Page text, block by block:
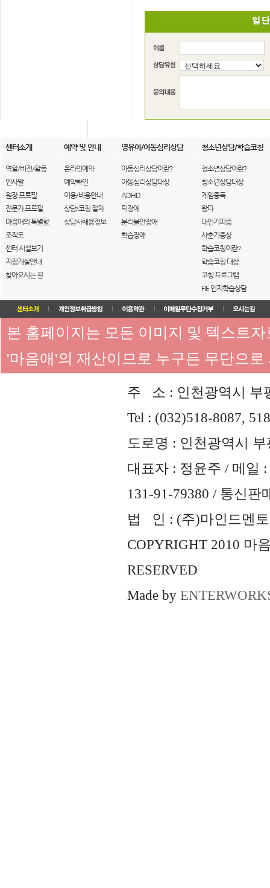
센터소개 예약 및 안내 영유아/아동심리상담 청소년상담/학습코칭
역할/비전/활동
인사말
원장 프로필
전문가 프로필
마음애의 특별함
조직도
센터 시설보기
지점개설안내
찾아오시는 길
온라인예약
예약확인
이용/비용안내
상담/코칭 절차
상담사채용정보
아동심리상담이란?
아동심리상담대상
ADHD
틱장애
분리불안장애
학습장애
청소년상담이란?
청소년상담대상
게임중독
왕따
대인기피증
사춘기증상
학습코칭이란?
학습코칭 대상
코칭 프로그램
FIE 인지학습상담
본 홈페이지는 모든 이미지 및 텍스트
'마음애'의 재산이므로 누구든 무단으
주 소 : 인천광역시 부
Tel : (032)518-8087,
도로명 : 인천광역시
대표자 : 정윤주 / 메일 :
131-91-79380 / 통신판
법 인 : (주)마인드멘토
COPYRIGHT 2010 마
RESERVED
Made by